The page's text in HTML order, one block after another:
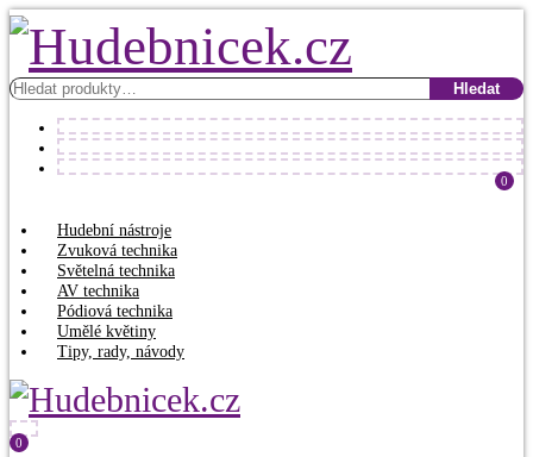
Hledat: Hledat
0
Hudební nástroje
Zvuková technika
Světelná technika
AV technika
Pódiová technika
Umělé květiny
Tipy, rady, návody
0